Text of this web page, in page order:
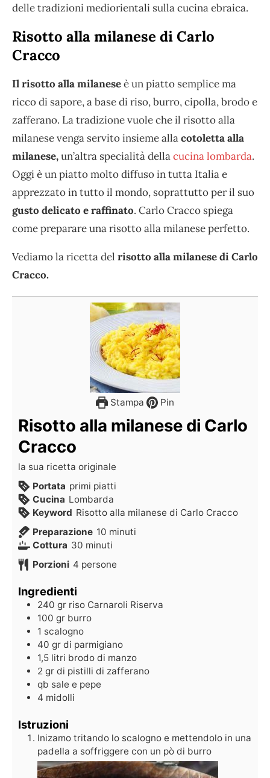
delle tradizioni mediorientali sulla cucina ebraica.
Risotto alla milanese di Carlo
Cracco
Il risotto alla milaneseè un piatto semplice ma
ricco di sapore, a base di riso, burro, cipolla, brodo e
zafferano. La tradizione vuole che il risotto alla
milanese venga servito insieme allacotoletta alla
milanese,un’altra specialità dellacucina lombarda.
Oggi è un piatto molto diffuso in tutta Italia e
apprezzato in tutto il mondo, soprattutto per il suo
gusto delicato e raffinato. Carlo Cracco spiega
come preparare una risotto alla milanese perfetto.
Vediamo la ricetta del risotto alla milanese di Carlo
Cracco.
Stampa Pin
Risotto alla milanese di Carlo
Cracco
la sua ricetta originale
Portata primi piatti
Cucina Lombarda
Keyword Risotto alla milanese di Carlo Cracco
Preparazione 10 minuti
Cottura 30 minuti
Porzioni 4 persone
Ingredienti
240 gr riso Carnaroli Riserva
100 gr burro
1 scalogno
40 gr di parmigiano
1,5 litri brodo di manzo
2 gr di pistilli di zafferano
qb sale e pepe
4 midolli
Istruzioni
Inizamo tritando lo scalogno e mettendolo in una
padella a soffriggere con un pò di burro